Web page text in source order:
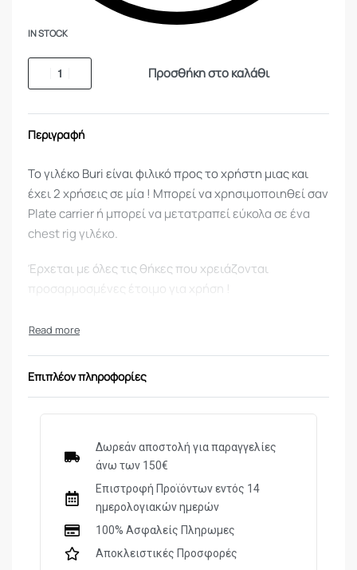
IN STOCK
Προσθήκη στο καλάθι
Περιγραφή
Το γιλέκο Buri είναι φιλικό προς το χρήστη μιας και
έχει 2 χρήσεις σε μία ! Μπορεί να χρησιμοποιηθεί σαν
Plate carrier ή μπορεί να μετατραπεί εύκολα σε ένα
chest rig γιλέκο.
Έρχεται με όλες τις θήκες που χρειάζονται
προσαρμοσμένες έτοιμο για χρήση !
6x open mag bungee pouches
1x double pistol mag pouch
1x accessory pouch
1x hidden pocket along the width, of the chest
upper part
Οι 6 σειρές Molle μπροστά και οι 8 σειρές πίσω δίνουν
Επιπλέον πληροφορίες
Δωρεάν αποστολή για παραγγελίες
άνω των 150€
Επιστροφή Προϊόντων εντός 14
ημερολογιακών ημερών
100% Ασφαλείς Πληρωμες
Αποκλειστικές Προσφορές